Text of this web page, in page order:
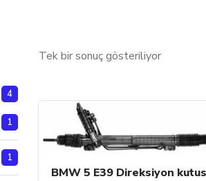
Tek bir sonuç gösteriliyor
BMW 5 E39 Direksiyon
4
1
1